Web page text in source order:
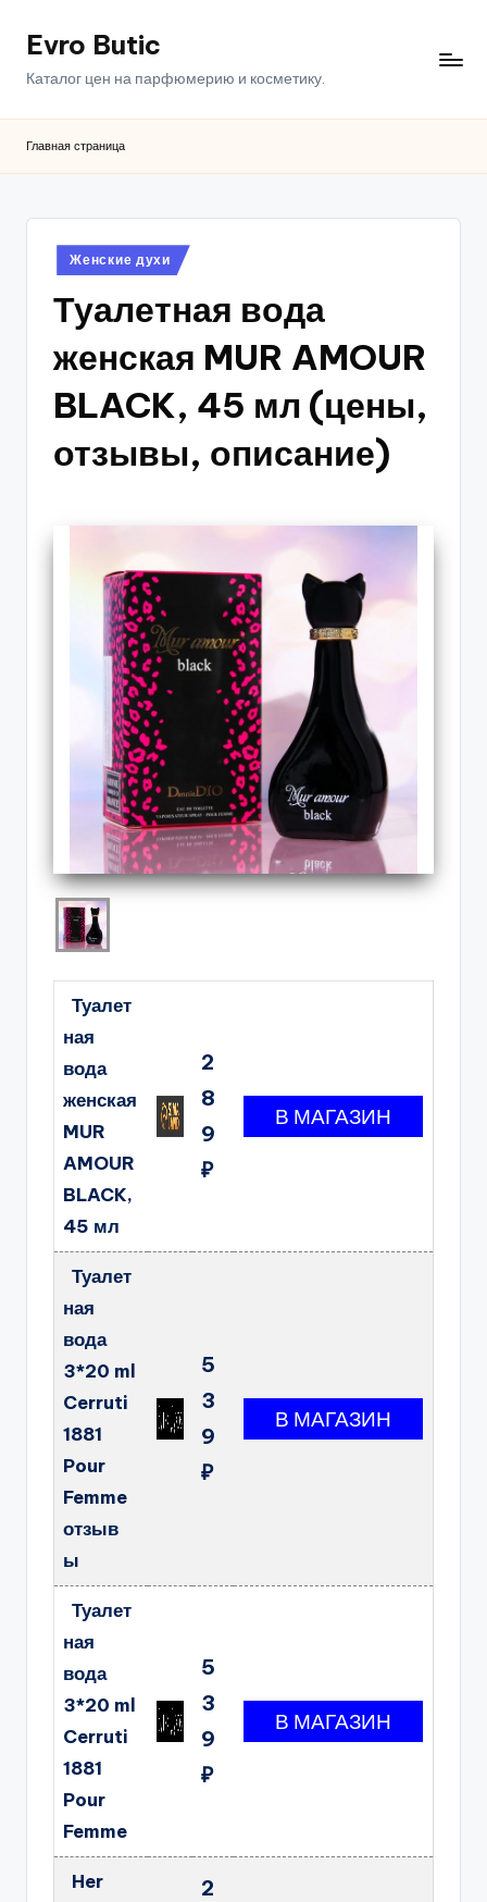
ПерейтиEvro Butic
Каталог цен на парфюмерию и косметику.
Главная страница
Опубликовано
в
Женские духи
Туалетная вода
женская MUR AMOUR
BLACK, 45 мл (цены,
отзывы, описание)
Туалет
ная
вода
женская
MUR
AMOUR
BLACK,
45 мл
2
8
9
₽
Туалет
ная
вода
3*20 ml
Cerruti
1881
Pour
Femme
отзыв
ы
5
3
9
₽
Туалет
ная
вода
3*20 ml
Cerruti
1881
Pour
Femme
5
3
9
₽
Her
2